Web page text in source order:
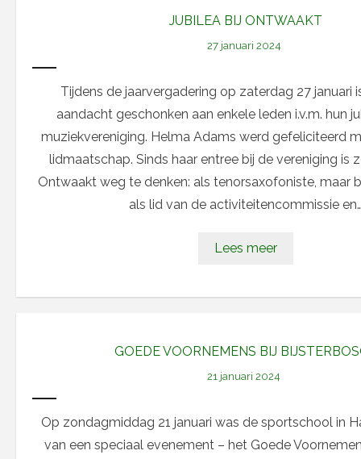
JUBILEA BIJ ONTWAAKT
27 januari 2024
Tijdens de jaarvergadering op zaterdag 27 januari
aandacht geschonken aan enkele leden i.v.m. hun
muziekvereniging. Helma Adams werd gefeliciteerd
lidmaatschap. Sinds haar entree bij de vereniging is
Ontwaakt weg te denken: als tenorsaxofoniste, maar
als lid van de activiteitencommissie
Lees meer
GOEDE VOORNEMENS BIJ
21 januari 2024
Op zondagmiddag 21 januari was de sportschool in
van een speciaal evenement – het Goede